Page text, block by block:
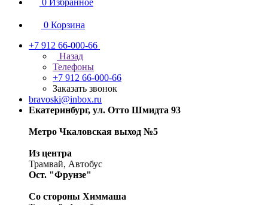
0 Избранное
0 Корзина
+7 912 66-000-66
Назад
Телефоны
+7 912 66-000-66
Заказать звонок
bravoski@inbox.ru
Екатеринбург, ул. Отто Шмидта 93
Метро Чкаловская выход №5
Из центра
Трамвай, Автобус
Ост. "Фрунзе"
Со стороны Химмаша